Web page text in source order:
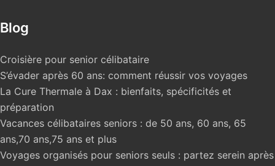
Blog
Croisière pour senior célibataire
S’évader après 60 ans: comment réussir vos voyages
La Cure Thermale à Dax : bienfaits, spécificités et
préparation
Vacances célibataires seniors : de 50 ans, 60 ans, 65
ans,70 ans,75 ans et plus
Voyages organisés pour seniors seuls : partez serein après